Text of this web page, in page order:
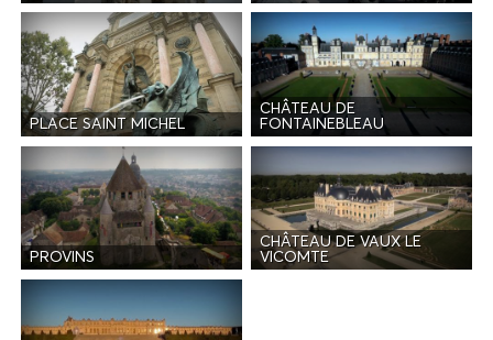
PLACE SAINT MICHEL
CHÂTEAU DE
FONTAINEBLEAU
PROVINS
CHÂTEAU DE VAUX LE
VICOMTE